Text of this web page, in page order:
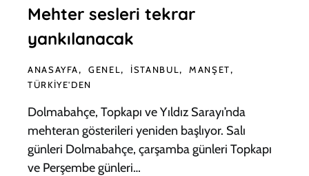
Mehter sesleri tekrar
yankılanacak
ANASAYFA GENEL İSTANBUL
MANŞET
TÜRKIYE'DEN
Dolmabahçe, Topkapı ve Yıldız Sarayı’nda
mehteran gösterileri yeniden başlıyor. Salı
günleri Dolmabahçe, çarşamba günleri Topkapı
ve Perşembe günleri…